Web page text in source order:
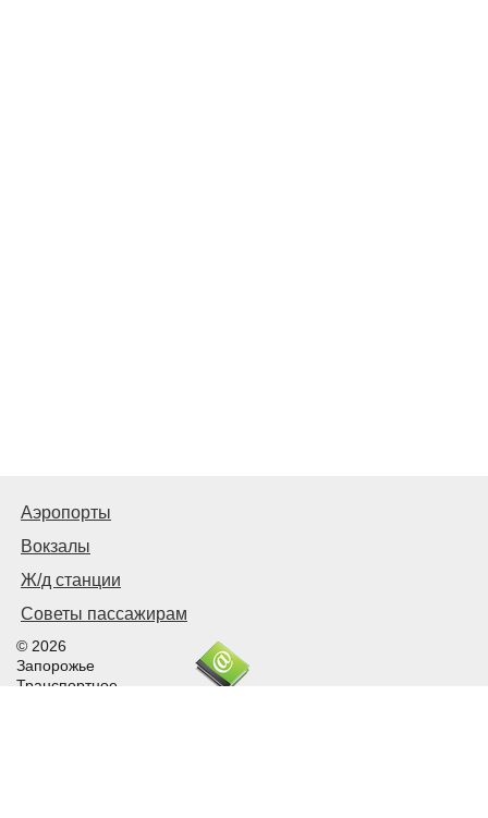
Аэропорты
Вокзалы
Ж/д станции
Советы пассажирам
© 2026
Запорожье
Транспортное
Связаться с нами